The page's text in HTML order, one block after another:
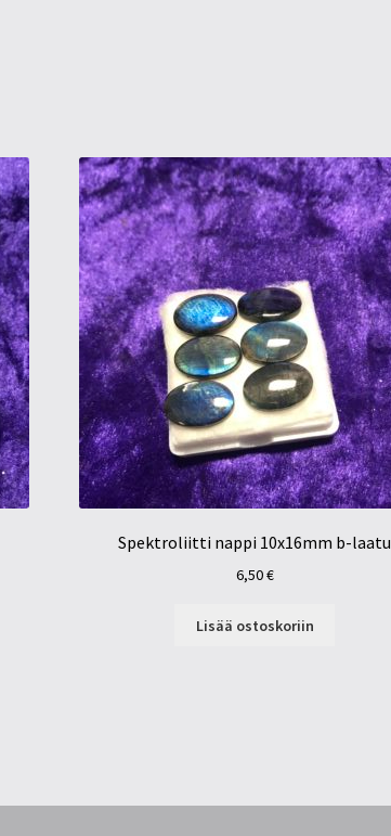
Spektroliitti nappi 10x16mm b-laatu
6,50€
Lisää ostoskoriin